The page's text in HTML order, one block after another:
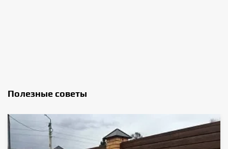
Полезные советы